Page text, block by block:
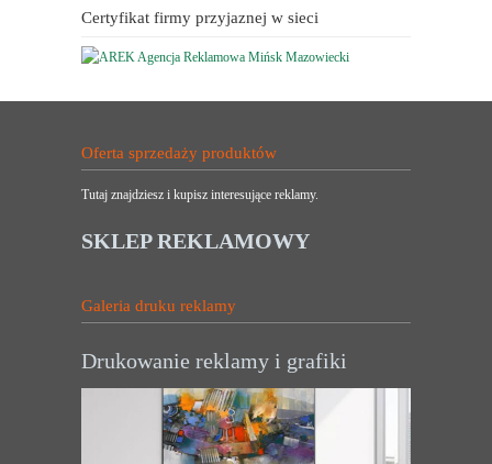
Certyfikat firmy przyjaznej w sieci
Oferta sprzedaży produktów
Tutaj znajdziesz i kupisz interesujące reklamy.
SKLEP REKLAMOWY
Galeria druku reklamy
Drukowanie reklamy i grafiki